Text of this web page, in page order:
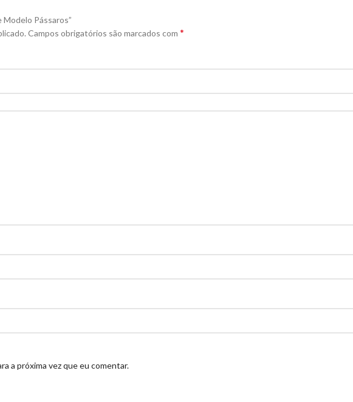
Modelo Pássaros”
Campos obrigatórios são marcados com *
a próxima vez que eu comentar.